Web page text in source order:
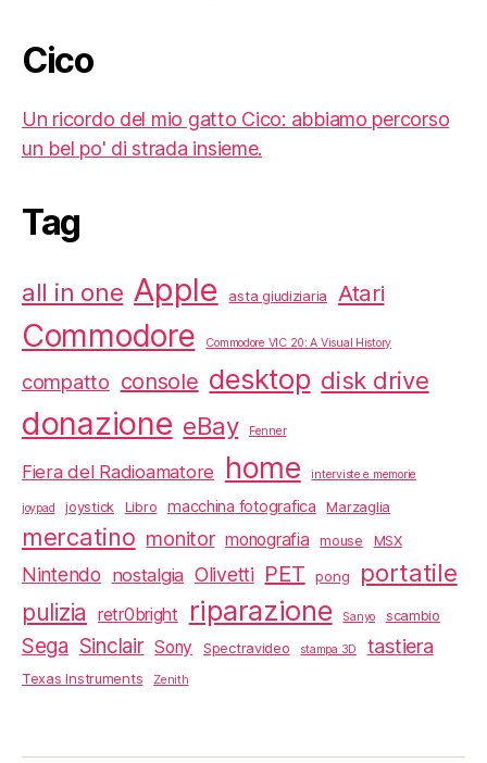
Cico
Un ricordo del mio gatto Cico: abbiamo percorso
un bel po' di strada insieme.
Tag
all in one Apple asta giudiziaria Atari
Commodore Commodore VIC 20: A Visual History
compatto console desktop disk drive
donazione eBay Fenner
Fiera del Radioamatore home interviste e memorie
joypad joystick Libro macchina fotografica Marzaglia
mercatino monitor monografia mouse MSX
Nintendo nostalgia Olivetti PET pong portatile
pulizia retr0bright riparazione Sanyo scambio
Sega Sinclair Sony Spectravideo stampa 3D tastiera
Texas Instruments Zenith